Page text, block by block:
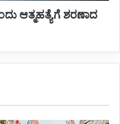
ಆತ್ಮಹತ್ಯೆಗೆ ಶರಣಾದ